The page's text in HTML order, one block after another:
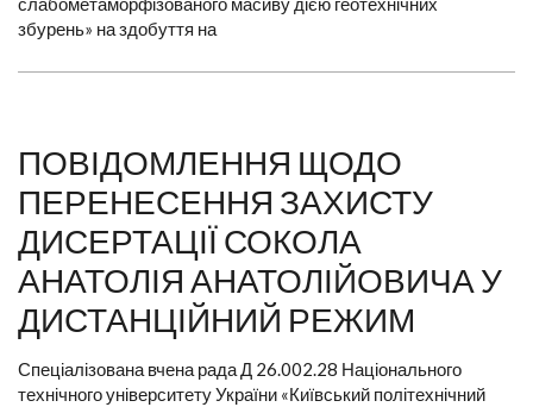
збурень» на здобуття на
ПОВІДОМЛЕННЯ ЩОДО
ПЕРЕНЕСЕННЯ ЗАХИСТУ
ДИСЕРТАЦІЇ СОКОЛА
АНАТОЛІЯ АНАТОЛІЙОВИЧА У
ДИСТАНЦІЙНИЙ РЕЖИМ
Спеціалізована вчена рада Д 26.002.28 Національного
технічного університету України «Київський політехнічний